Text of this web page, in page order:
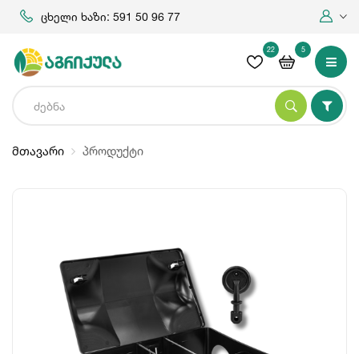
ცხელი ხაზი: 591 50 96 77
22 5
მთავარი პროდუქტი